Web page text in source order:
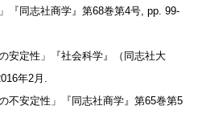
『同志社商学』第68巻第4号, pp. 99-
安定性」『社会科学』（同志社大
年2月.
不安定性」『同志社商学』第65巻第5